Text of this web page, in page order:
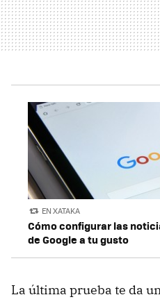
EN XATAKA
Cómo configurar las
de Google a tu gusto
La última prueba te da